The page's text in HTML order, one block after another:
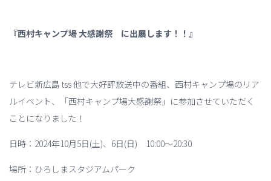
『西村キャンプ場 大感謝祭 に出展します！！』
テレビ新広島 tss 他で大好評放送中の番組、西村キャンプ場のリア
ルイベント、「西村キャンプ場大感謝祭」に参加させていただく
ことになりました！
日時：2024年10月5日(土)、6日(日) 10:00～20:30
場所：ひろしまスタジアムパーク